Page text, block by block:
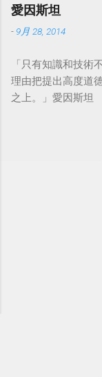
愛因斯坦
- 9月 28, 2014
「只有知識和技術
理由把提出高度道
之上。」愛因斯坦